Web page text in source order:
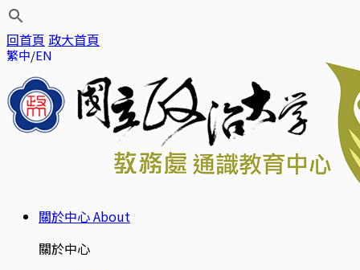
回首頁 政大首頁
繁中 EN
關於中心About
關於中心